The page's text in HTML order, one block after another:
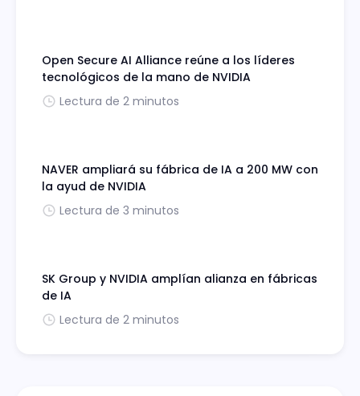
Open Secure AI Alliance reúne a los líderes
tecnológicos de la mano de NVIDIA
Lectura de 2 minutos
NAVER ampliará su fábrica de IA a 200 MW con
la ayud de NVIDIA
Lectura de 3 minutos
SK Group y NVIDIA amplían alianza en fábricas
de IA
Lectura de 2 minutos